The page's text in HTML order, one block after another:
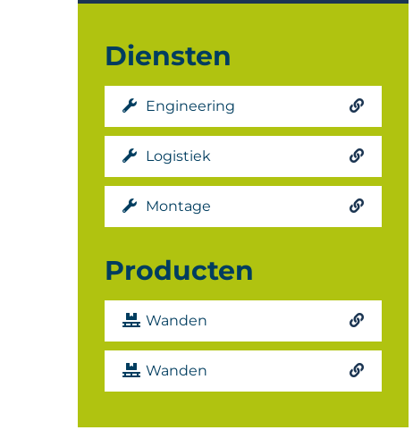
Diensten
Engineering
Logistiek
Montage
Producten
Wanden
Wanden